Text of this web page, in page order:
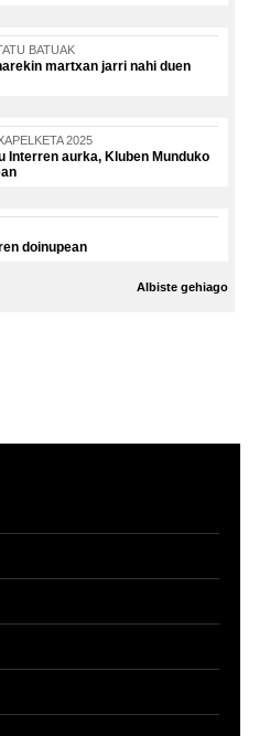
BATUAK
martxan jarri nahi duen
2025
Interren aurka, Kluben Munduko
doinupean
Albiste gehiago